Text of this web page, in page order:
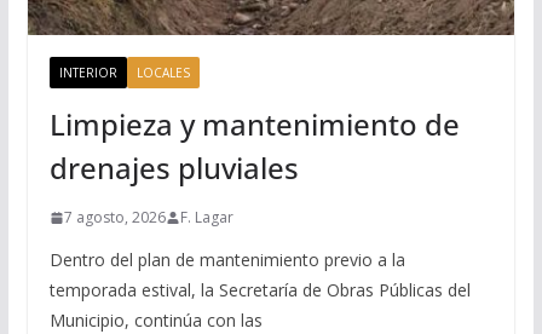
INTERIOR LOCALES
Limpieza y mantenimiento de
drenajes pluviales
7 agosto, 2026 F. Lagar
Dentro del plan de mantenimiento previo a la
temporada estival, la Secretaría de Obras Públicas del
Municipio, continúa con las